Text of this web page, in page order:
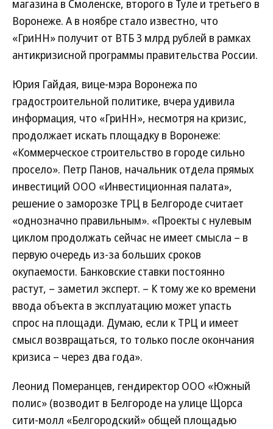
магазина в Смоленске, второго в Туле и третьего в
Воронеже. А в ноябре стало известно, что
«ГриНН» получит от ВТБ 3 млрд рублей в рамках
антикризисной программы правительства России.
Юрия Гайдая, вице-мэра Воронежа по
градостроительной политике, вчера удивила
информация, что «ГриНН», несмотря на кризис,
продолжает искать площадку в Воронеже:
«Коммерческое строительство в городе сильно
просело». Петр Панов, начальник отдела прямых
инвестиций ООО «Инвестиционная палата»,
решение о заморозке ТРЦ в Белгороде считает
«однозначно правильным». «Проекты с нулевым
циклом продолжать сейчас не имеет смысла – в
первую очередь из-за больших сроков
окупаемости. Банковские ставки постоянно
растут, – заметил эксперт. – К тому же ко времени
ввода объекта в эксплуатацию может упасть
спрос на площади. Думаю, если к ТРЦ и имеет
смысл возвращаться, то только после окончания
кризиса – через два года».
Леонид Померанцев, гендиректор ООО «Южный
полис» (возводит в Белгороде на улице Щорса
сити-молл «Белгородский» общей площадью